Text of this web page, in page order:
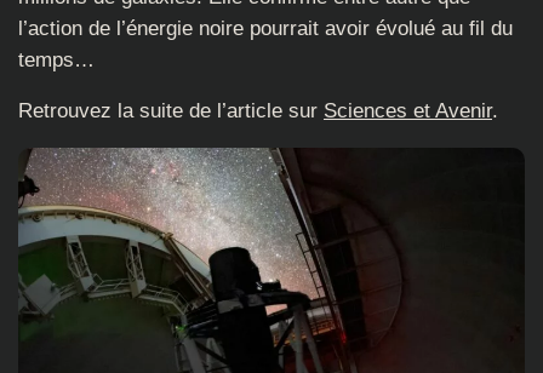
l’action de l’énergie noire pourrait avoir évolué au fil du
temps…
Retrouvez la suite de l’article sur Sciences et Avenir.